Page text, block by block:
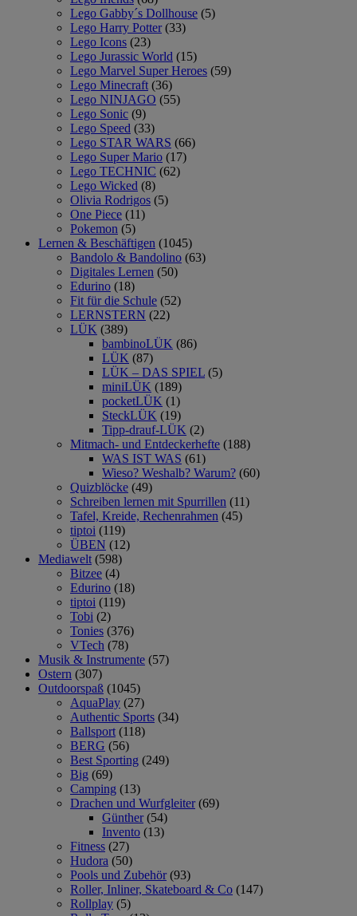
Lego Gabby´s Dollhouse (5)
Lego Harry Potter (33)
Lego Icons (23)
Lego Jurassic World (15)
Lego Marvel Super Heroes (59)
Lego Minecraft (36)
Lego NINJAGO (55)
Lego Sonic (9)
Lego Speed (33)
Lego STAR WARS (66)
Lego Super Mario (17)
Lego TECHNIC (62)
Lego Wicked (8)
Olivia Rodrigos (5)
One Piece (11)
Pokemon (5)
Lernen & Beschäftigen (1045)
Bandolo & Bandolino (63)
Digitales Lernen (50)
Edurino (18)
Fit für die Schule (52)
LERNSTERN (22)
LÜK (389)
bambinoLÜK (86)
LÜK (87)
LÜK – DAS SPIEL (5)
miniLÜK (189)
pocketLÜK (1)
SteckLÜK (19)
Tipp-drauf-LÜK (2)
Mitmach- und Entdeckerhefte (188)
WAS IST WAS (61)
Wieso? Weshalb? Warum? (60)
Quizblöcke (49)
Schreiben lernen mit Spurrillen (11)
Tafel, Kreide, Rechenrahmen (45)
tiptoi (119)
ÜBEN (12)
Mediawelt (598)
Bitzee (4)
Edurino (18)
tiptoi (119)
Tobi (2)
Tonies (376)
VTech (78)
Musik & Instrumente (57)
Ostern (307)
Outdoorspaß (1045)
AquaPlay (27)
Authentic Sports (34)
Ballsport (118)
BERG (56)
Best Sporting (249)
Big (69)
Camping (13)
Drachen und Wurfgleiter (69)
Günther (54)
Invento (13)
Fitness (27)
Hudora (50)
Pools und Zubehör (93)
Roller, Inliner, Skateboard & Co (147)
Rollplay (5)